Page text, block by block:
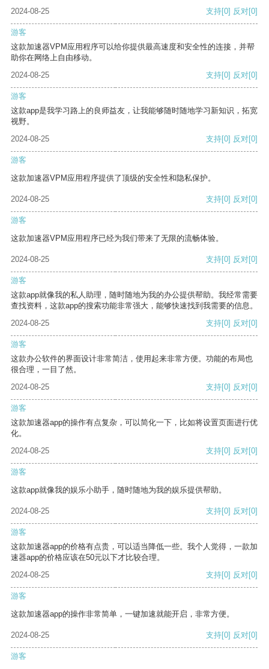
2024-08-25 支持[0] 反对[0]
游客
这款加速器VPM应用程序可以给你提供最高速度和安全性的连接，并帮
助你在网络上自由移动。
2024-08-25
支持[0] 反对[0]
游客
这款app是我学习路上的良师益友，让我能够随时随地学习新知识，拓宽
视野。
2024-08-25
支持[0] 反对[0]
游客
这款加速器VPM应用程序提供了顶级的安全性和隐私保护。
2024-08-25 支持[0] 反对[0]
游客
这款加速器VPM应用程序已经为我们带来了无限的流畅体验。
2024-08-25 支持[0] 反对[0]
游客
这款app就像我的私人助理，随时随地为我的办公提供帮助。我经常需要
查找资料，这款app的搜索功能非常强大，能够快速找到我需要的信息。
2024-08-25
支持[0] 反对[0]
游客
这款办公软件的界面设计非常简洁，使用起来非常方便。功能的布局也
很合理，一目了然。
2024-08-25
支持[0] 反对[0]
游客
这款加速器app的操作有点复杂，可以简化一下，比如将设置页面进行优
化。
2024-08-25
支持[0] 反对[0]
游客
这款app就像我的娱乐小助手，随时随地为我的娱乐提供帮助。
2024-08-25 支持[0] 反对[0]
游客
这款加速器app的价格有点贵，可以适当降低一些。我个人觉得，一款加
速器app的价格应该在50元以下才比较合理。
2024-08-25
支持[0] 反对[0]
游客
这款加速器app的操作非常简单，一键加速就能开启，非常方便。
2024-08-25 支持[0] 反对[0]
游客